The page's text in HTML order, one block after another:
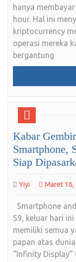
hanya
hour. Hal ini
kriptocurrency
operasi mereka
bergantung
Kabar
Smartphone,
Siap
Yiyi Maret 16,
Smartphone
S9, keluar hari
memiliki semua
papan atas
“Infinity Display”